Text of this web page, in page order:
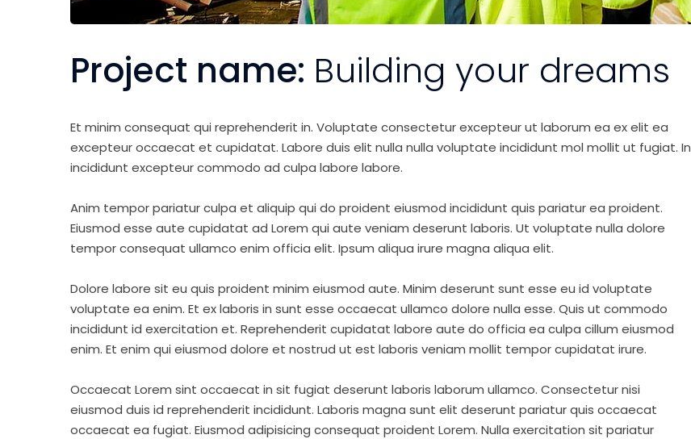
Project name: Building your dreams
Et minim consequat qui reprehenderit in. Voluptate consectetur excepteur ut laborum ea ex elit ea
excepteur occaecat et cupidatat. Labore duis elit nulla nulla voluptate incididunt mol mollit ut fugiat. In
incididunt excepteur commodo ad culpa labore labore.
Anim tempor pariatur culpa et aliquip qui do proident eiusmod incididunt quis pariatur ea proident.
Eiusmod esse aute cupidatat ad Lorem qui aute veniam deserunt laboris. Ut voluptate nulla dolore
tempor consequat ullamco enim officia elit. Ipsum aliqua irure magna aliqua elit.
Dolore labore sit eu quis proident minim eiusmod aute. Minim deserunt sunt esse eu id voluptate
voluptate ea enim. Et ex laboris in sunt esse occaecat ullamco dolore nulla esse. Quis ut commodo
incididunt id exercitation et. Reprehenderit cupidatat labore aute do officia ea culpa cillum eiusmod
enim. Et enim qui eiusmod dolore et nostrud ut est laboris veniam mollit tempor cupidatat irure.
Occaecat Lorem sint occaecat in sit fugiat deserunt laboris laborum ullamco. Consectetur nisi
eiusmod duis id reprehenderit incididunt. Laboris magna sunt elit deserunt pariatur quis occaecat
occaecat ea fugiat. Eiusmod adipisicing consequat proident Lorem. Nulla exercitation sit pariatur